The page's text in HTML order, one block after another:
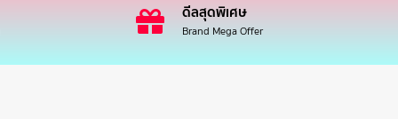
ดีลสุดพิเศษ
Brand Mega Offer